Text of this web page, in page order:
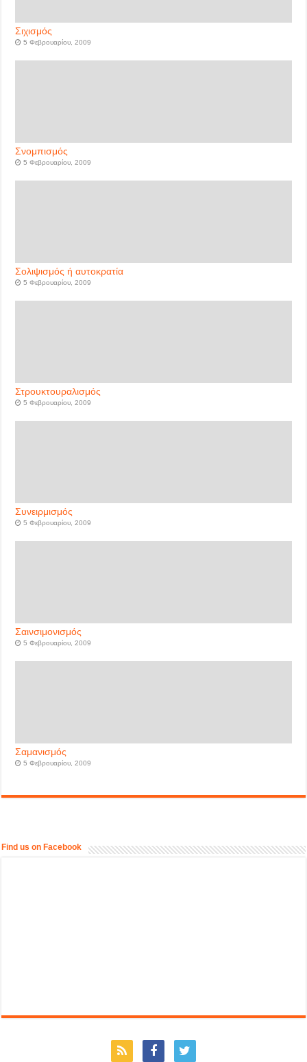
Σιχισμός
5 Φεβρουαρίου, 2009
Σνομπισμός
5 Φεβρουαρίου, 2009
Σολιψισμός ή αυτοκρατία
5 Φεβρουαρίου, 2009
Στρουκτουραλισμός
5 Φεβρουαρίου, 2009
Συνειρμισμός
5 Φεβρουαρίου, 2009
Σαινσιμονισμός
5 Φεβρουαρίου, 2009
Σαμανισμός
5 Φεβρουαρίου, 2009
Find us on Facebook